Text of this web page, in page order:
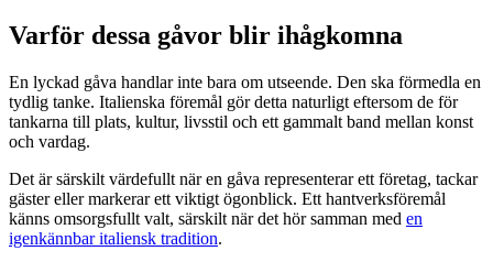
Varför dessa gåvor blir ihågkomna
En lyckad gåva handlar inte bara om utseende. Den ska förmedla en
tydlig tanke. Italienska föremål gör detta naturligt eftersom de för
tankarna till plats, kultur, livsstil och ett gammalt band mellan konst
och vardag.
Det är särskilt värdefullt när en gåva representerar ett företag, tackar
gäster eller markerar ett viktigt ögonblick. Ett hantverksföremål
känns omsorgsfullt valt, särskilt när det hör samman med en
igenkännbar italiensk tradition.